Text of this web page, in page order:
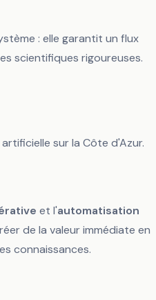
: elle garantit un flux
scientifiques rigoureuses.
sur la Côte d'Azur.
et l'automatisation
de la valeur immédiate en
connaissances.